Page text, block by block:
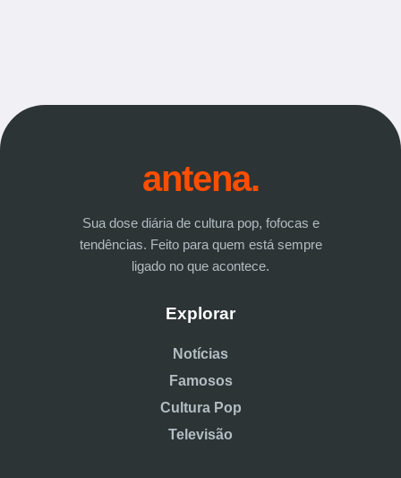
antena.
Sua dose diária de cultura pop, fofocas e
tendências. Feito para quem está sempre
ligado no que acontece.
Explorar
Notícias
Famosos
Cultura Pop
Televisão